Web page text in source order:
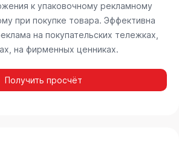
к упаковочному рекламному
при покупке товара. Эффективна
на покупательских тележках,
на фирменных ценниках.
Получить просчёт